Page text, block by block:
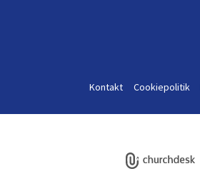
Kontakt Cookiepolitik